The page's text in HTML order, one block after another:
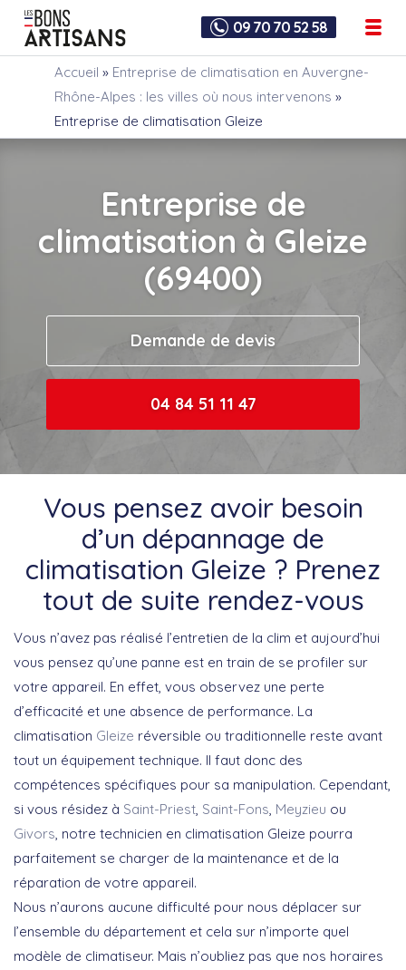
09 70 70 52 58
Accueil » Entreprise de climatisation en Auvergne-
Rhône-Alpes : les villes où nous intervenons »
Entreprise de climatisation Gleize
Entreprise de
climatisation à Gleize
(69400)
Demande de devis
04 84 51 11 47
Vous pensez avoir besoin
d’un dépannage de
climatisation Gleize ? Prenez
tout de suite rendez-vous
Vous n’avez pas réalisé l’entretien de la clim et aujourd’hui
vous pensez qu’une panne est en train de se profiler sur
votre appareil. En effet, vous observez une perte
d’efficacité et une absence de performance. La
climatisation Gleize réversible ou traditionnelle reste avant
tout un équipement technique. Il faut donc des
compétences spécifiques pour sa manipulation. Cependant,
si vous résidez à Saint-Priest Saint-Fons Meyzieu ou
Givors , notre technicien en climatisation Gleize pourra
parfaitement se charger de la maintenance et de la
réparation de votre appareil.
Nous n’aurons aucune difficulté pour nous déplacer sur
l’ensemble du département et cela sur n’importe quel
modèle de climatiseur. Mais n’oubliez pas que nos horaires